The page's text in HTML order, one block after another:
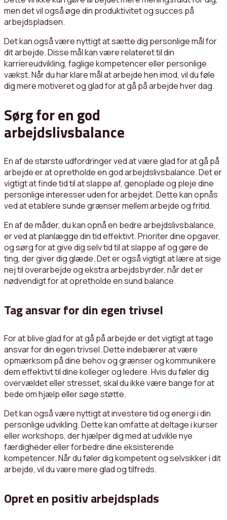
men det vil også øge din produktivitet og succes på
arbejdspladsen.
Det kan også være nyttigt at sætte dig personlige mål for
dit arbejde. Disse mål kan være relateret til din
karriereudvikling, faglige kompetencer eller personlige
vækst. Når du har klare mål at arbejde hen imod, vil du føle
dig mere motiveret og glad for at gå på arbejde hver dag.
Sørg for en god
arbejdslivsbalance
En af de største udfordringer ved at være glad for at gå på
arbejde er at opretholde en god arbejdslivsbalance. Det er
vigtigt at finde tid til at slappe af, genoplade og pleje dine
personlige interesser uden for arbejdet. Dette kan opnås
ved at etablere sunde grænser mellem arbejde og fritid.
En af de måder, du kan opnå en bedre arbejdslivsbalance,
er ved at planlægge din tid effektivt. Prioriter dine opgaver,
og sørg for at give dig selv tid til at slappe af og gøre de
ting, der giver dig glæde. Det er også vigtigt at lære at sige
nej til overarbejde og ekstra arbejdsbyrder, når det er
nødvendigt for at opretholde en sund balance.
Tag ansvar for din egen trivsel
For at blive glad for at gå på arbejde er det vigtigt at tage
ansvar for din egen trivsel. Dette indebærer at være
opmærksom på dine behov og grænser og kommunikere
dem effektivt til dine kolleger og ledere. Hvis du føler dig
overvældet eller stresset, skal du ikke være bange for at
bede om hjælp eller søge støtte.
Det kan også være nyttigt at investere tid og energi i din
personlige udvikling. Dette kan omfatte at deltage i kurser
eller workshops, der hjælper dig med at udvikle nye
færdigheder eller forbedre dine eksisterende
kompetencer. Når du føler dig kompetent og selvsikker i dit
arbejde, vil du være mere glad og tilfreds.
Opret en positiv arbejdsplads